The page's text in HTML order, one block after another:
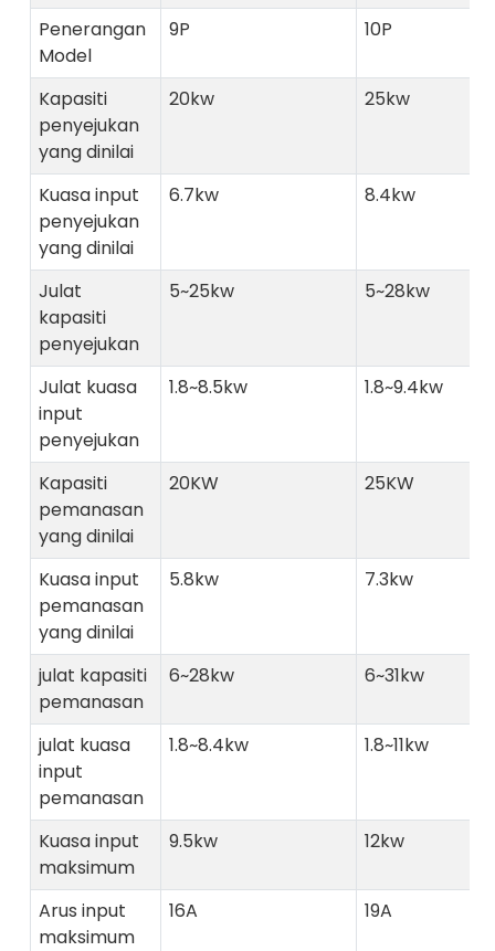
Penerangan
Model
9P 10P
Kapasiti
penyejukan
yang dinilai
20kw 25kw
Kuasa input
penyejukan
yang dinilai
6.7kw 8.4kw
Julat
kapasiti
penyejukan
5~25kw 5~28kw
Julat kuasa
input
penyejukan
1.8~8.5kw 1.8~9.4kw
Kapasiti
pemanasan
yang dinilai
20KW 25KW
Kuasa input
pemanasan
yang dinilai
5.8kw 7.3kw
julat kapasiti
pemanasan
6~28kw 6~31kw
julat kuasa
input
pemanasan
1.8~8.4kw 1.8~11kw
Kuasa input
maksimum
9.5kw 12kw
Arus input
maksimum
16A 19A